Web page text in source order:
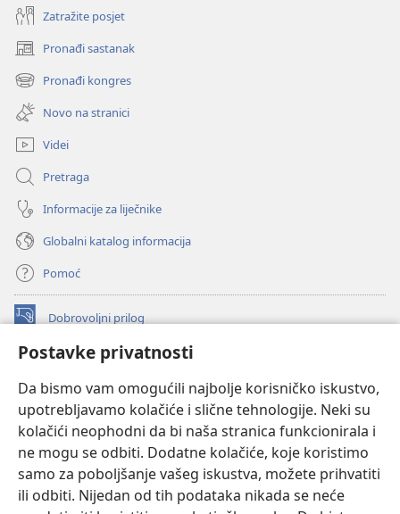
Postavke privatnosti
Da bismo vam omogućili najbolje korisničko iskustvo,
upotrebljavamo kolačiće i slične tehnologije. Neki su
kolačići neophodni da bi naša stranica funkcionirala i
ne mogu se odbiti. Dodatne kolačiće, koje koristimo
samo za poboljšanje vašeg iskustva, možete prihvatiti
ili odbiti. Nijedan od tih podataka nikada se neće
Zatražite posjet
Pronađi sastanak
(otvara
se
novi
prozor)
Pronađi kongres
(otvara
se
novi
prozor)
Novo na stranici
Videi
Pretraga
Informacije za liječnike
Globalni katalog informacija
Pomoć
Dobrovoljni prilog
(otvara
novi
INTERNETSKA BIBLIOTEKA Watchtower
se
novi
prozor)
JW Hub
(otvara
se
novi
JW Library
Watchtower Library